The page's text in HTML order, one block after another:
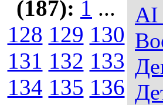
AI
(187): 1 ...
128 129 130
131 132 133
134 135 136